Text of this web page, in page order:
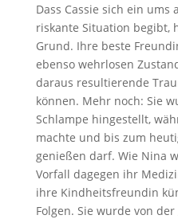
Dass Cassie sich ein ums
riskante Situation begibt,
Grund. Ihre beste
ebenso wehrlosen
daraus resultierende
können. Mehr noch: Sie
Schlampe hingestellt,
machte und bis zum
genießen darf. Wie Nina
Vorfall dagegen ihr
ihre Kindheitsfreundin
Folgen. Sie wurde von